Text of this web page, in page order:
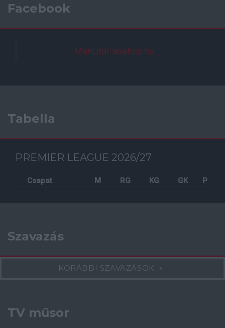
Facebook
ManUtdFanatics.hu
Tabella
PREMIER LEAGUE 2026/27
Csapat M RG KG GK P
Szavazás
KORÁBBI SZAVAZÁSOK
TV műsor